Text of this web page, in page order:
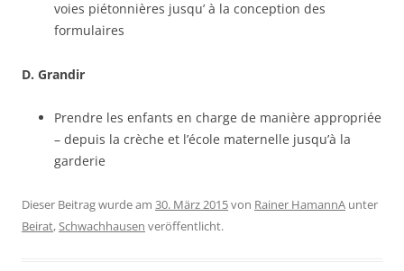
voies piétonnières jusqu’ à la conception des
formulaires
D. Grandir
Prendre les enfants en charge de manière appropriée
– depuis la crèche et l’école maternelle jusqu’à la
garderie
Dieser Beitrag wurde am 30. März 2015von Rainer HamannA unter
Beirat,Schwachhausen veröffentlicht.